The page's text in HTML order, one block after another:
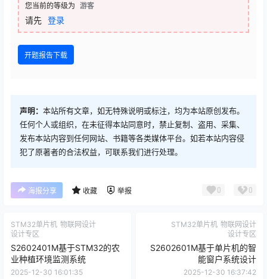
您当前的等级为 游客
请先 登录
开题报告下载
声明： 本站所有文章，如无特殊说明或标注，均为本站原创发布。
任何个人或组织，在未征得本站同意时，禁止复制、盗用、采集、
发布本站内容到任何网站、书籍等各类媒体平台。如若本站内容侵
犯了原著者的合法权益，可联系我们进行处理。
海报分享 收藏 举报 0 0
STM32单片机 物联网设计
设计专区
S2602401M基于STM32的农
业种植环境监测系统
2025-12-30 16:01:35
STM32单片机 物联网设计
设计专区
S2602601M基于单片机的智
能窗户系统设计
2025-12-30 16:37:42